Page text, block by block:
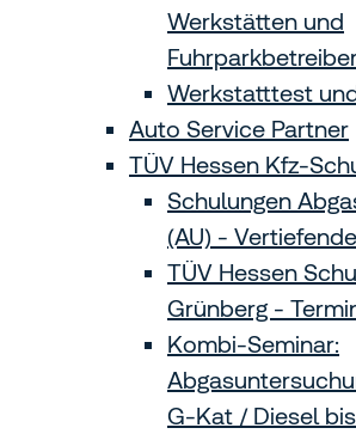
Werkstätten und
Werkstatttest
Auto Service Partner
TÜV Hessen Kfz-
Schulungen
(AU) -
TÜV Hessen
Grünberg -
Kombi-Seminar:
G-Kat / Diesel